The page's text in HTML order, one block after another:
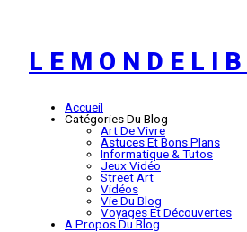
Accueil
Catégories Du Blog
Art De Vivre
Astuces Et Bons Plans
Informatique & Tutos
Jeux Vidéo
Street Art
Vidéos
Vie Du Blog
Voyages Et Découvertes
A Propos Du Blog